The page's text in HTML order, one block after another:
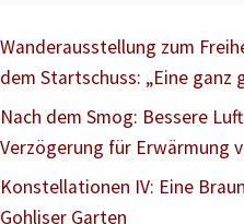
Wanderausstellung zum
dem Startschuss: „Eine ganz
Nach dem Smog: Bessere
Verzögerung für Erwärmung
Konstellationen IV: Eine
Gohliser Garten